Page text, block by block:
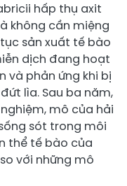
hấp thụ axit
không cần miệng
sản xuất tế bào
dịch đang hoạt
và phản ứng khi bị
lìa. Sau ba năm,
mô của hải
sót trong môi
thể tế bào của
với những mô